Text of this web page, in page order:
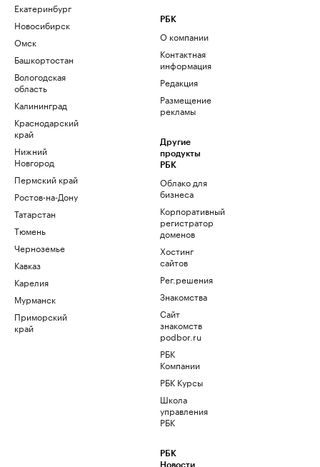
Екатеринбург
Новосибирск
Омск
Башкортостан
Вологодская
область
Калининград
Краснодарский
край
Нижний
Новгород
Пермский край
Ростов-на-Дону
Татарстан
Тюмень
Черноземье
Кавказ
Карелия
Мурманск
Приморский
край
РБК
О компании
Контактная
информация
Редакция
Размещение
рекламы
Другие
продукты
РБК
Облако для
бизнеса
Корпоративный
регистратор
доменов
Хостинг
сайтов
Рег.решения
Знакомства
Сайт
знакомств
podbor.ru
РБК
Компании
РБК Курсы
Школа
управления
РБК
РБК
Новости